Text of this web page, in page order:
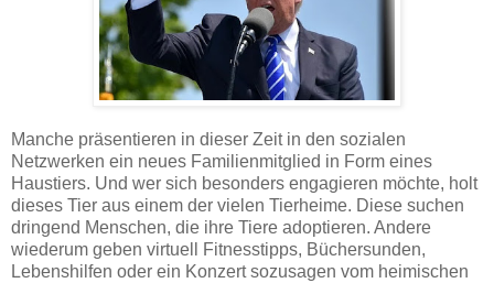
Manche präsentieren in dieser Zeit in den sozialen
Netzwerken ein neues Familienmitglied in Form eines
Haustiers. Und wer sich besonders engagieren möchte, holt
dieses Tier aus einem der vielen Tierheime. Diese suchen
dringend Menschen, die ihre Tiere adoptieren. Andere
wiederum geben virtuell Fitnesstipps, Büchersunden,
Lebenshilfen oder ein Konzert sozusagen vom heimischen